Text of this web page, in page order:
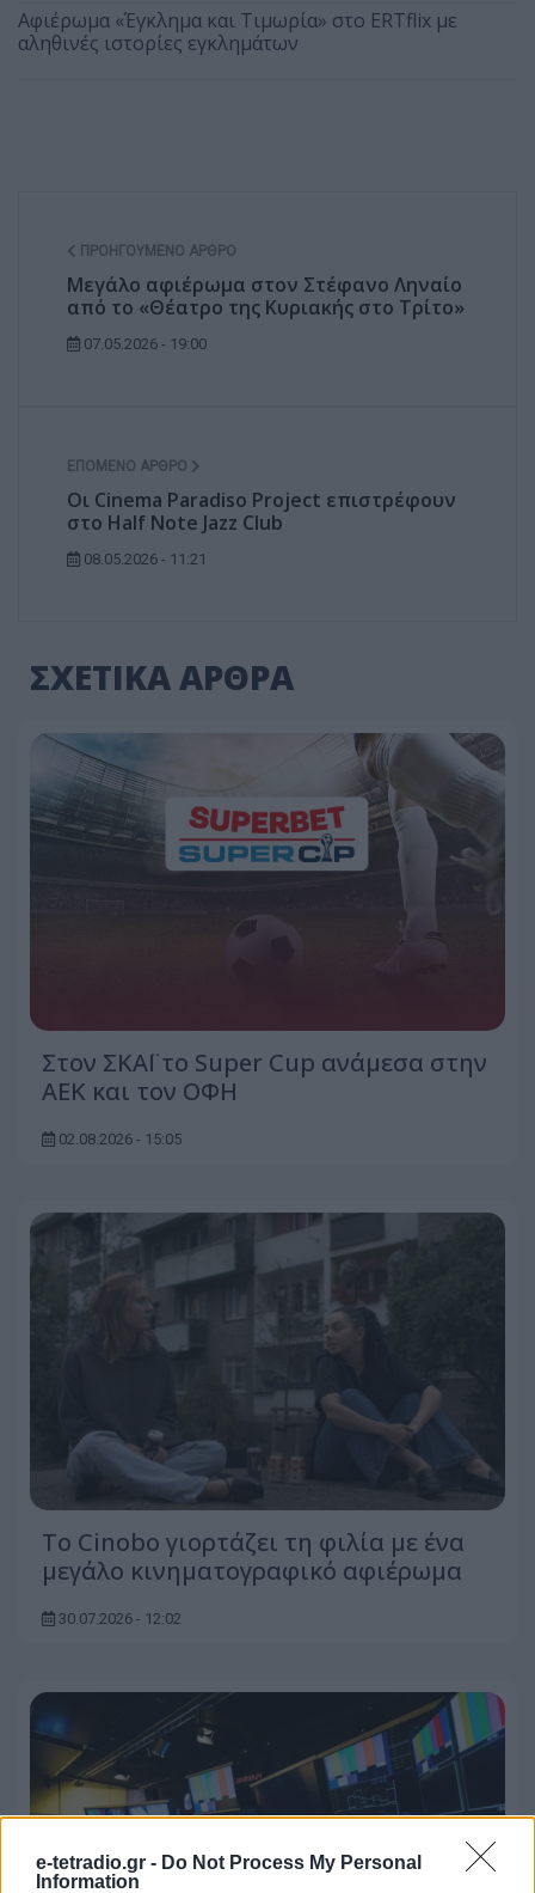
e-tetradio.gr - Do Not Process My Personal
Information
Αφιέρωμα «Έγκλημα και Τιμωρία» στο ERTflix με
αληθινές ιστορίες εγκλημάτων
ΠΡΟΗΓΟΎΜΕΝΟ ΆΡΘΡΟ
Μεγάλο αφιέρωμα στον Στέφανο Ληναίο
από το «Θέατρο της Κυριακής στο Τρίτο»
07.05.2026 - 19:00
ΕΠΌΜΕΝΟ ΆΡΘΡΟ
Οι Cinema Paradiso Project επιστρέφουν
στο Half Note Jazz Club
08.05.2026 - 11:21
ΣΧΕΤΙΚΑ ΑΡΘΡΑ
Στον ΣΚΑΪ το Super Cup ανάμεσα στην
ΑΕΚ και τον ΟΦΗ
02.08.2026 - 15:05
Το Cinobo γιορτάζει τη φιλία με ένα
μεγάλο κινηματογραφικό αφιέρωμα
30.07.2026 - 12:02